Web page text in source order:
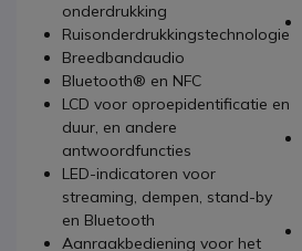
onderdrukking
Ruisonderdrukkingstechnologie
Breedbandaudio
Bluetooth® en NFC
LCD voor oproepidentificatie en
duur, en andere
antwoordfuncties
LED-indicatoren voor
streaming, dempen, stand-by
en Bluetooth
Aanraakbediening voor het